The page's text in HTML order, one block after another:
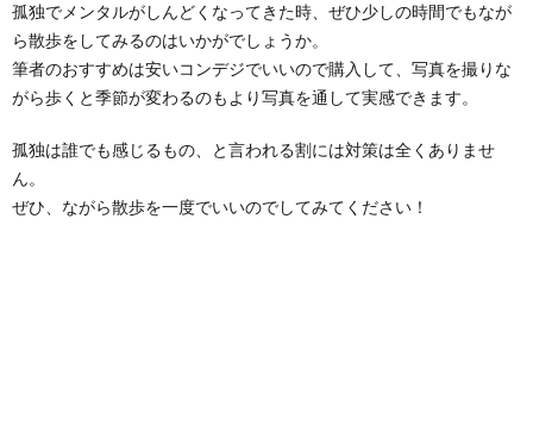
孤独でメンタルがしんどくなってきた時、ぜひ少しの時間でもなが
ら散歩をしてみるのはいかがでしょうか。
筆者のおすすめは安いコンデジでいいので購入して、写真を撮りな
がら歩くと季節が変わるのもより写真を通して実感できます。
孤独は誰でも感じるもの、と言われる割には対策は全くありませ
ん。
ぜひ、ながら散歩を一度でいいのでしてみてください！